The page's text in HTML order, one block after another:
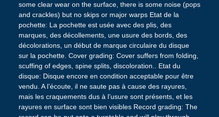
some clear wear on the surface, there is some noise (pops
and crackles) but no skips or major warps Etat de la
pochette: La pochette est usée avec des plis, des
marques, des décollements, une usure des bords, des
décolorations, un début de marque circulaire du disque
sur la pochette. Cover grading: Cover suffers from folding,
scuffing of edges, spine splits, discoloration.. Etat du
disque: Disque encore en condition acceptable pour être
vendu. A l’écoute, il ne saute pas à cause des rayures,
mais les craquements dus à l’usure sont présents, et les
rayures en surface sont bien visibles Record grading: The